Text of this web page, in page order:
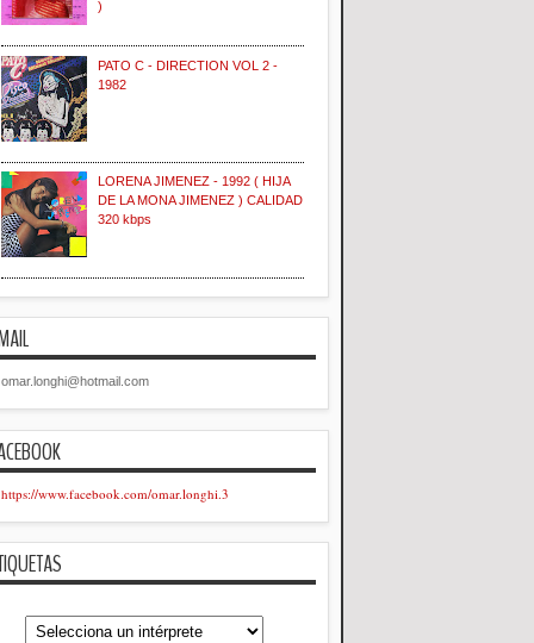
)
PATO C - DIRECTION VOL 2 -
1982
LORENA JIMENEZ - 1992 ( HIJA
DE LA MONA JIMENEZ ) CALIDAD
320 kbps
omar.longhi@hotmail.com
https://www.facebook.com/omar.longhi.3